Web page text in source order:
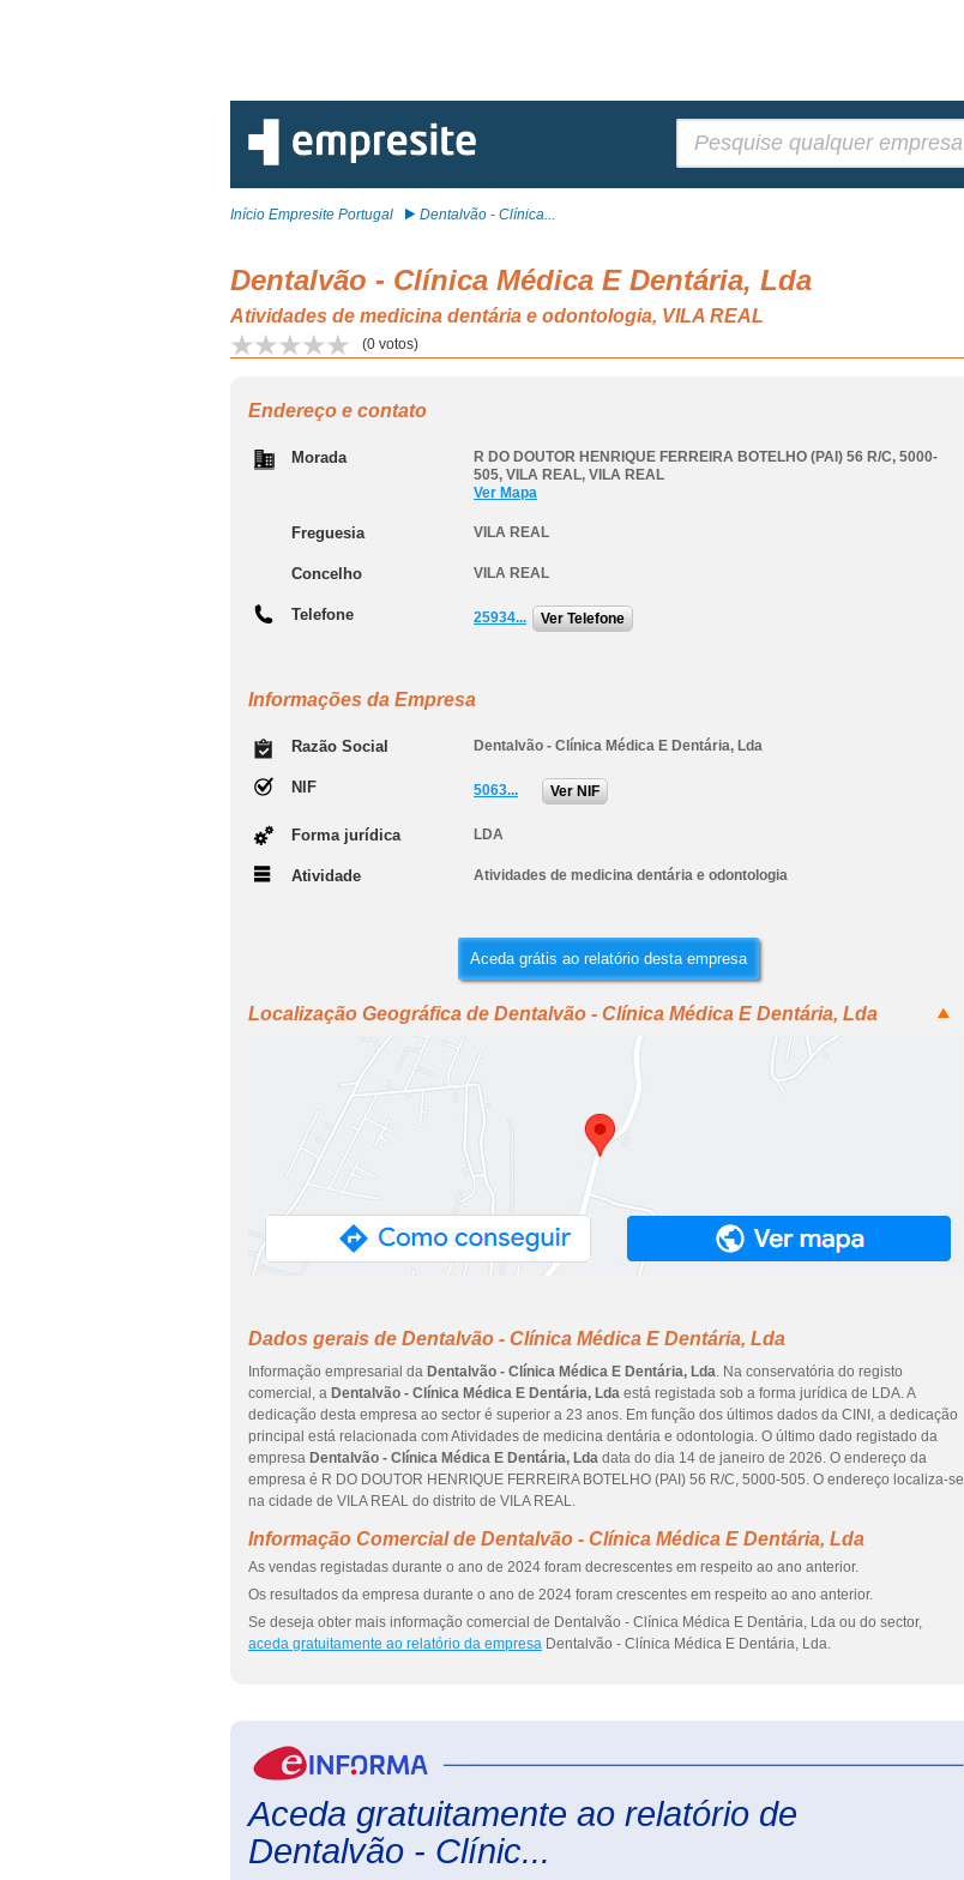
Início Empresite Portugal Dentalvão - Clínica...
Dentalvão - Clínica Médica E Dentária, Lda
Atividades de medicina dentária e odontologia, VILA REAL
(0 votos)
Endereço e contato
Morada
R DO DOUTOR HENRIQUE FERREIRA BOTELHO (PAI) 56 R/C, 5000-
505, VILA REAL, VILA REAL
Ver Mapa
Freguesia VILA REAL
Concelho VILA REAL
Telefone 25934... Ver Telefone
Informações da Empresa
Razão Social Dentalvão - Clínica Médica E Dentária, Lda
NIF 5063... Ver NIF
Forma jurídica LDA
Atividade Atividades de medicina dentária e odontologia
Aceda grátis ao relatório desta empresa
Localização Geográfica de Dentalvão - Clínica Médica E Dentária, Lda
Dados gerais de Dentalvão - Clínica Médica E Dentária, Lda
Informação empresarial da Dentalvão - Clínica Médica E Dentária, Lda. Na conservatória do registo
comercial, a Dentalvão - Clínica Médica E Dentária, Lda está registada sob a forma jurídica de LDA. A
dedicação desta empresa ao sector é superior a 23 anos. Em função dos últimos dados da CINI, a dedicação
principal está relacionada com Atividades de medicina dentária e odontologia. O último dado registado da
empresa Dentalvão - Clínica Médica E Dentária, Lda data do dia 14 de janeiro de 2026. O endereço da
empresa é R DO DOUTOR HENRIQUE FERREIRA BOTELHO (PAI) 56 R/C, 5000-505. O endereço localiza-se
na cidade de VILA REAL do distrito de VILA REAL.
Informação Comercial de Dentalvão - Clínica Médica E Dentária, Lda
As vendas registadas durante o ano de 2024 foram decrescentes em respeito ao ano anterior.
Os resultados da empresa durante o ano de 2024 foram crescentes em respeito ao ano anterior.
Se deseja obter mais informação comercial de Dentalvão - Clínica Médica E Dentária, Lda ou do sector,
aceda gratuitamente ao relatório da empresa Dentalvão - Clínica Médica E Dentária, Lda.
Aceda gratuitamente ao relatório de
Dentalvão - Clínic...